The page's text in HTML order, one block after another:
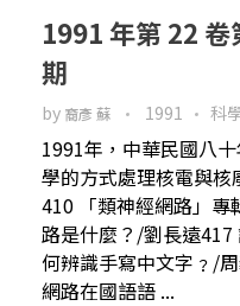
1991 年第 22
期
by 裔彥 蘇 1991 科
1991年，中華民國八
學的方式處理核電與
410 「類神經網路」
路是什麼？/劉長遠
何辨識手寫中文字﹖/
網路在國語語 ...